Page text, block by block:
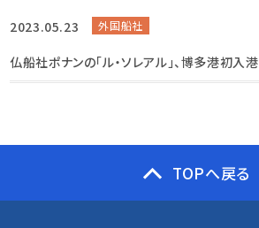
2023.05.23 外国船社
仏船社ポナンの「ル・ソレアル」、博多港初入港
TOPへ戻る